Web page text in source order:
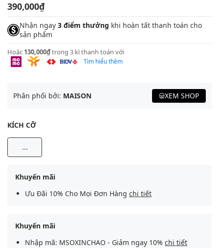
390,000₫
Nhận ngay 3 điểm thưởng khi hoàn tất thanh toán cho
sản phẩm
Hoặc 130,000₫trong 3 kì thanh toán với
Tìm hiểu thêm
Phân phối bởi: MAISON XEM SHOP
KÍCH CỠ
...
Khuyến mãi
Ưu Đãi 10% Cho Mọi Đơn Hàng chi tiết
Khuyến mãi
Nhập mã: MSOXINCHAO - Giảm ngay 10% chi tiết